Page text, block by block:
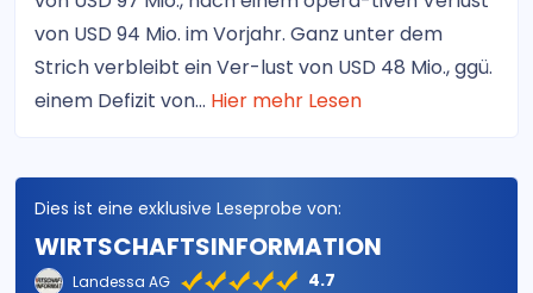
von USD 94 Mio. im Vorjahr. Ganz unter dem
Strich verbleibt ein Ver-lust von USD 48 Mio., ggü.
einem Defizit von... Hier mehr Lesen
Dies ist eine exklusive Leseprobe von:
WIRTSCHAFTSINFORMATION
Landessa AG 4.7